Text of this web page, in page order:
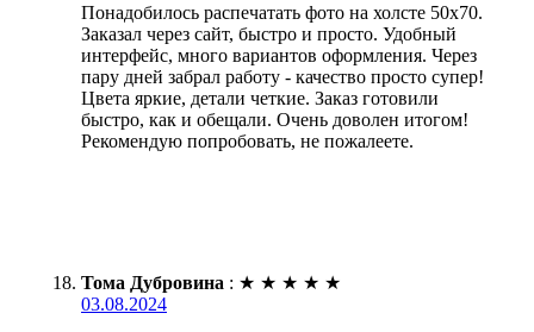
Понадобилось распечатать фото на холсте 50х70.
Заказал через сайт, быстро и просто. Удобный
интерфейс, много вариантов оформления. Через
пару дней забрал работу - качество просто супер!
Цвета яркие, детали четкие. Заказ готовили
быстро, как и обещали. Очень доволен итогом!
Рекомендую попробовать, не пожалеете.
Тома Дубровина : ★ ★ ★ ★ ★
03.08.2024